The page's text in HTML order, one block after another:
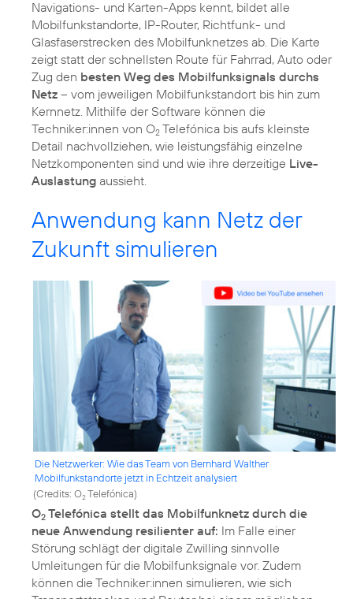
Navigations- und Karten-Apps kennt, bildet alle
Mobilfunkstandorte, IP-Router, Richtfunk- und
Glasfaserstrecken des Mobilfunknetzes ab. Die Karte
zeigt statt der schnellsten Route für Fahrrad, Auto oder
Zug den besten Weg des Mobilfunksignals durchs
Netz – vom jeweiligen Mobilfunkstandort bis hin zum
Kernnetz. Mithilfe der Software können die
Techniker:innen von O2 Telefónica bis aufs kleinste
Detail nachvollziehen, wie leistungsfähig einzelne
Netzkomponenten sind und wie ihre derzeitige Live-
Auslastung aussieht.
Anwendung kann Netz der
Zukunft simulieren
Die Netzwerker: Wie das Team von Bernhard Walther
Mobilfunkstandorte jetzt in Echtzeit analysiert
(Credits: O2Telefónica)
O2 Telefónica stellt das Mobilfunknetz durch die
neue Anwendung resilienter auf: Im Falle einer
Störung schlägt der digitale Zwilling sinnvolle
Umleitungen für die Mobilfunksignale vor. Zudem
können die Techniker:innen simulieren, wie sich